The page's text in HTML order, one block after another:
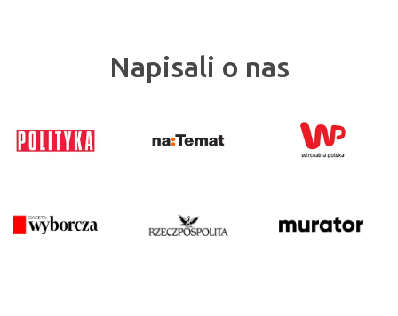
Napisali o nas